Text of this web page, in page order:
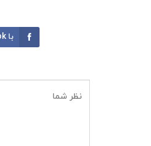
با Facebook وارد شوید